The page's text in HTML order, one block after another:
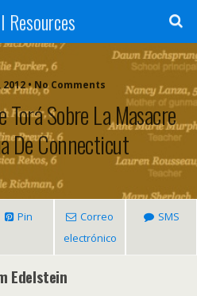
Resources
• No Comments
Sobre La Masacre
De Connecticut
Pin
Correo
electrónico
SMS
Edelstein